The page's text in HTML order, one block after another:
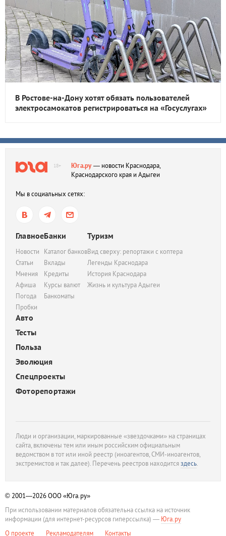
В Ростове-на-Дону хотят обязать пользователей
электросамокатов регистрироваться на «Госуслугах»
18+ Юга.ру— новости Краснодара,
Краснодарского края и Адыгеи
Мы в социальных сетях:
Главное
Новости
Статьи
Мнения
Афиша
Погода
Пробки
Банки
Каталог банков
Вклады
Кредиты
Курсы валют
Банкоматы
Туризм
Вид сверху: репортажи с коптера
Легенды Краснодара
История Краснодара
Жизнь и культура Адыгеи
Авто
Тесты
Польза
Эволюция
Спецпроекты
Фоторепортажи
Люди и организации, маркированные «звездочками» на страницах
сайта, включены тем или иным российским официальным
ведомством в тот или иной реестр (иноагентов, СМИ-иноагентов,
экстремистов и так далее). Перечень реестров находитсяздесь.
© 2001—2026ООО «Юга.ру»
При использовании материалов обязательна ссылка на источник
информации (для интернет-ресурсов гиперссылка) — Юга.ру
О проекте
Рекламодателям Контакты